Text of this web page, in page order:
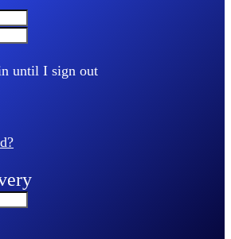
until I sign out